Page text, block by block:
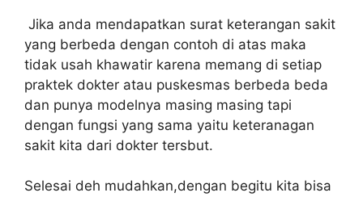
Jika anda mendapatkan surat keterangan sakit
yang berbeda dengan contoh di atas maka
tidak usah khawatir karena memang di setiap
praktek dokter atau puskesmas berbeda beda
dan punya modelnya masing masing tapi
dengan fungsi yang sama yaitu keteranagan
sakit kita dari dokter tersbut.
Selesai deh mudahkan,dengan begitu kita bisa